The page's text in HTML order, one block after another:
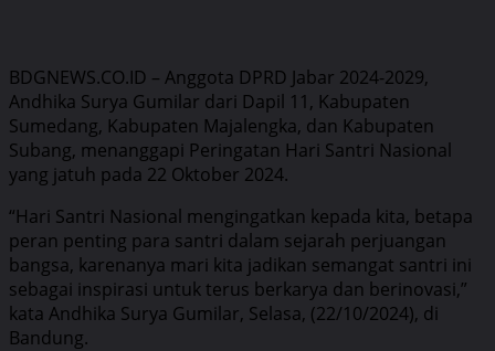
BDGNEWS.CO.ID – Anggota DPRD Jabar 2024-2029,
Andhika Surya Gumilar dari Dapil 11, Kabupaten
Sumedang, Kabupaten Majalengka, dan Kabupaten
Subang, menanggapi Peringatan Hari Santri Nasional
yang jatuh pada 22 Oktober 2024.
“Hari Santri Nasional mengingatkan kepada kita, betapa
peran penting para santri dalam sejarah perjuangan
bangsa, karenanya mari kita jadikan semangat santri ini
sebagai inspirasi untuk terus berkarya dan berinovasi,”
kata Andhika Surya Gumilar, Selasa, (22/10/2024), di
Bandung.